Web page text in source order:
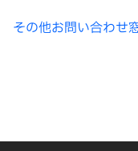
その他お問い合わせ